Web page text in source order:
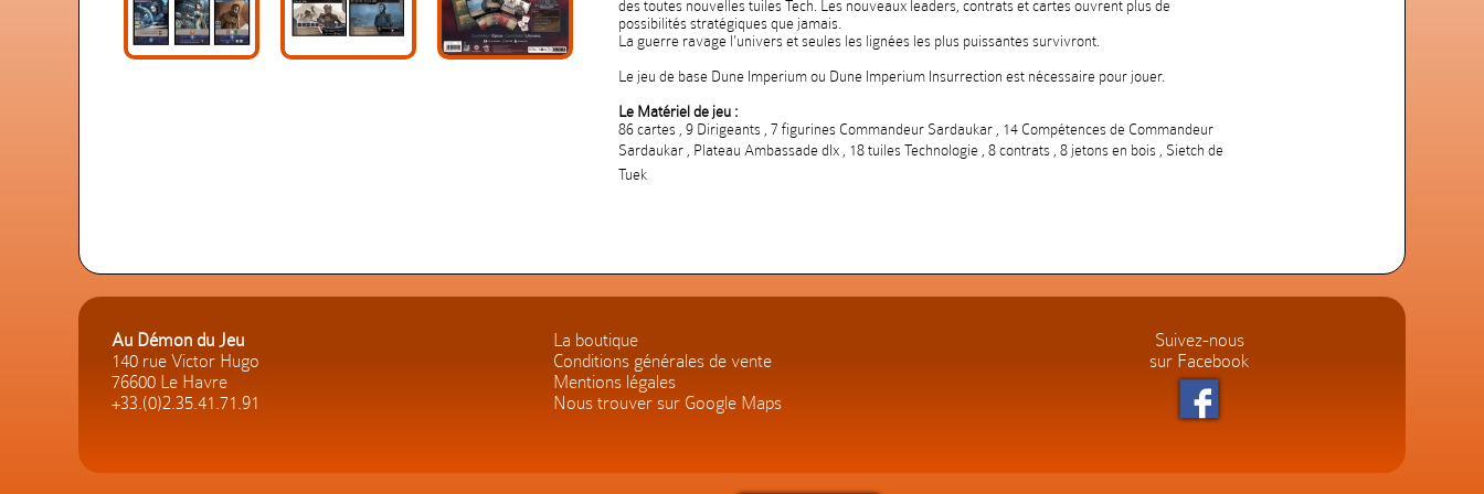
des toutes nouvelles tuiles Tech. Les nouveaux leaders, contrats et cartes ouvrent plus de
possibilités stratégiques que jamais.
La guerre ravage l'univers et seules les lignées les plus puissantes survivront.
Le jeu de base Dune Imperium ou Dune Imperium Insurrection est nécessaire pour jouer.
Le Matériel de jeu :
86 cartes , 9 Dirigeants , 7 figurines Commandeur Sardaukar , 14 Compétences de Commandeur
Sardaukar , Plateau Ambassade dIx , 18 tuiles Technologie , 8 contrats , 8 jetons en bois , Sietch de
Tuek
Au Démon du Jeu
140 rue Victor Hugo
76600 Le Havre
+33.(0)2.35.41.71.91
La boutique
Conditions générales de vente
Mentions légales
Nous trouver sur Google Maps
Suivez-nous
sur Facebook